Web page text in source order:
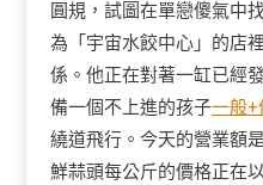
圓規，試圖在單戀傻氣中
為「宇宙水餃中心」的店
係。他正在對著一缸已經
備一個不上進的孩子一般+
繞道飛行。今天的營業額
鮮蒜頭每公斤的價格正在